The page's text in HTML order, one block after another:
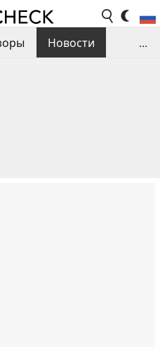
Новости
...